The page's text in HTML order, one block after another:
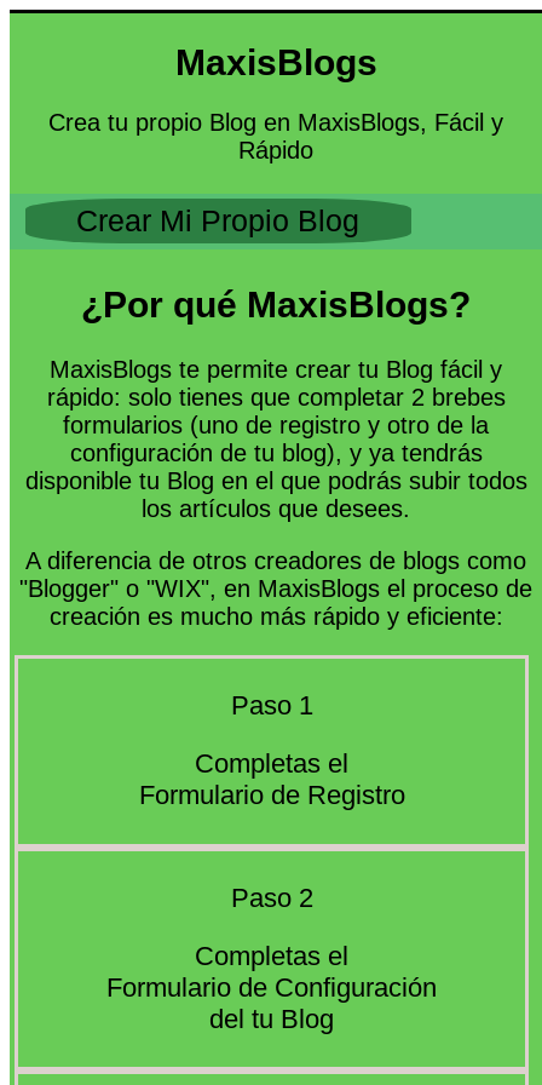
MaxisBlogs
Crea tu propio Blog en MaxisBlogs, Fácil y
Rápido
Crear Mi Propio Blog
¿Por qué MaxisBlogs?
MaxisBlogs te permite crear tu Blog fácil y
rápido: solo tienes que completar 2 brebes
formularios (uno de registro y otro de la
configuración de tu blog), y ya tendrás
disponible tu Blog en el que podrás subir todos
los artículos que desees.
A diferencia de otros creadores de blogs como
"Blogger" o "WIX", en MaxisBlogs el proceso de
creación es mucho más rápido y eficiente:
Paso 1
Completas el
Formulario de Registro
Paso 2
Completas el
Formulario de Configuración
del tu Blog